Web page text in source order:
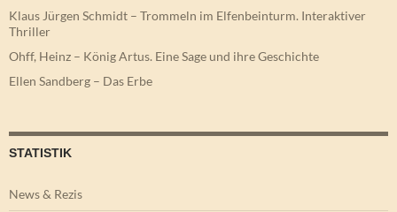
Klaus Jürgen Schmidt – Trommeln im Elfenbeinturm. Interaktiver
Thriller
Ohff, Heinz – König Artus. Eine Sage und ihre Geschichte
Ellen Sandberg – Das Erbe
STATISTIK
News & Rezis